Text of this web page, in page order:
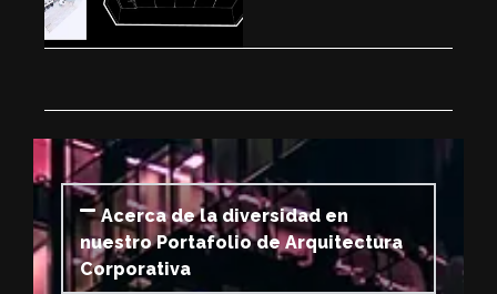
Acerca de la diversidad en
nuestro Portafolio de Arquitectura